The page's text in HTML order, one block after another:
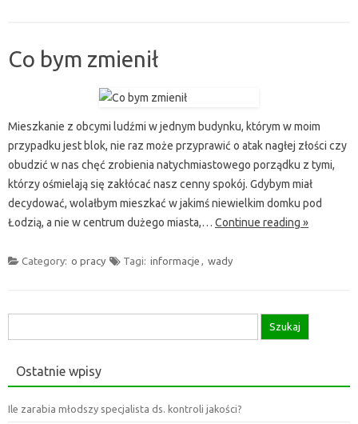
Co bym zmienił
Mieszkanie z obcymi ludźmi w jednym budynku, którym w moim
przypadku jest blok, nie raz może przyprawić o atak nagłej złości czy
obudzić w nas chęć zrobienia natychmiastowego porządku z tymi,
którzy ośmielają się zakłócać nasz cenny spokój. Gdybym miał
decydować, wolałbym mieszkać w jakimś niewielkim domku pod
Łodzią, a nie w centrum dużego miasta,… Continue reading »
Category: o pracy Tagi: informacje , wady
Ostatnie wpisy
Ile zarabia młodszy specjalista ds. kontroli jakości?